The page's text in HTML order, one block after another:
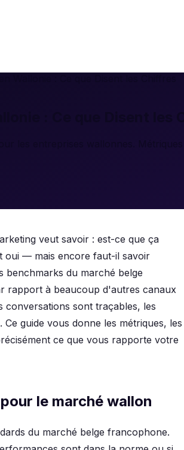
les entreprises wallonnes.
veut savoir : est-ce que ça
oui — mais encore faut-il savoir
benchmarks du marché belge
rapport à beaucoup d'autres canaux
conversations sont traçables, les
guide vous donne les métriques, les
ce que vous rapporte votre
le marché wallon
du marché belge francophone.